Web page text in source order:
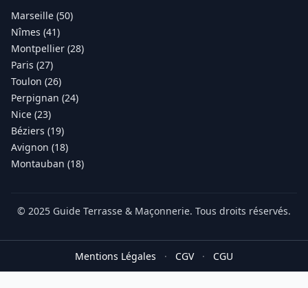
Marseille (50)
Nîmes (41)
Montpellier (28)
Paris (27)
Toulon (26)
Perpignan (24)
Nice (23)
Béziers (19)
Avignon (18)
Montauban (18)
© 2025 Guide Terrasse & Maçonnerie. Tous droits réservés.
Mentions Légales · CGV · CGU